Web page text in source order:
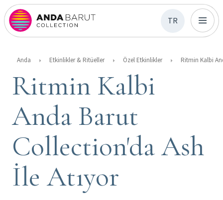
TR
Anda Etkinlikler & Ritüeller Özel Etkinlikler
Ritmin Kalbi
Anda Barut
Collection'da Ash
İle Atıyor